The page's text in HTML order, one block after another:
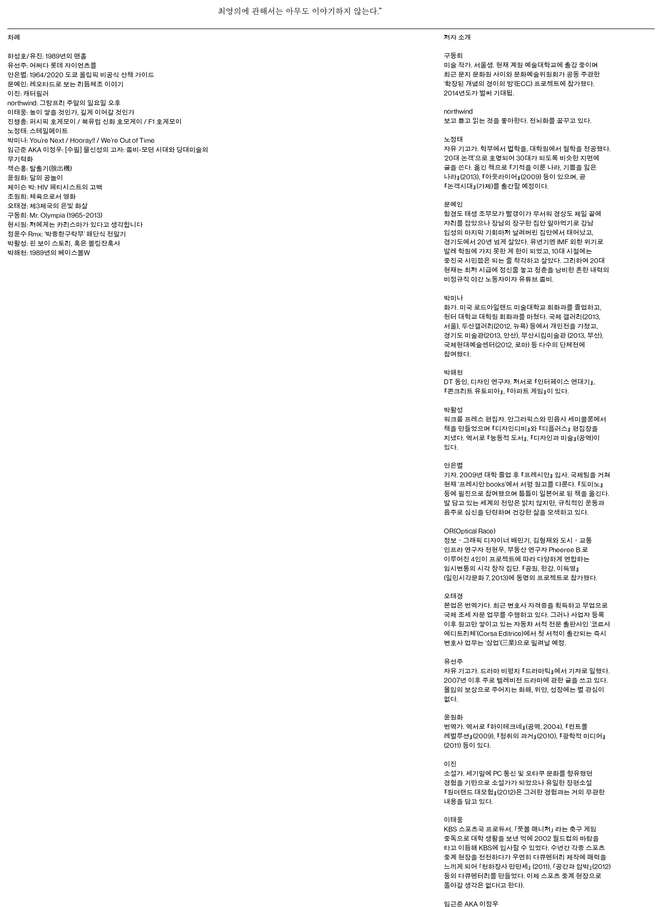
최영의에 관해서는 아무도 이야기하지 않는다.”
차례
하성호/유진: 1989년의 맨홀
유선주: 어쩌다 롯데 자이언츠를
안은별: 1964/2020 도쿄 올림픽 비공식 산책 가이드
문예인: 레오타드로 보는 리듬체조 이야기
이진: 캐터필러
northwind: 그랑프리 주말의 일요일 오후
이태웅: 높이 쌓을 것인가, 길게 이어갈 것인가
진챙총: 퍼시픽 호게모이 / 북유럽 신화 호모게이 / F1 호게모이
노정태: 스테일메이트
박미나: You’re Next / Hooray!! / We’re Out of Time
임근준 AKA 이정우: [수필] 물신성의 고자: 좀비-모던 시대와 당대미술의
무기력화
잭슨홍: 탈출기(脫出機)
윤원화: 달의 공놀이
제이슨 박: HIV 페티시스트의 고백
조원희: 체육으로서 영화
오태경: 제3제국의 은빛 화살
구동희: Mr. Olympia (1965~2013)
현시원: 저에게는 카리스마가 있다고 생각합니다
정윤수 Rmx: ‘박종환구락부’ 해단식 전말기
박활성: 핀 보이 스토리, 혹은 볼링잔혹사
박해천: 1989년의 베이스볼W
저자 소개
구동희
미술 작가. 서울생. 현재 계원 예술대학교에 출강 중이며
최근 문지 문화원 사이와 문화예술위원회가 공동 주관한
‘확장된 개념의 경이의 방’(ECC) 프로젝트에 참가했다.
2014년도가 벌써 기대됨.
northwind
보고 듣고 읽는 것을 좋아한다. 전뇌화를 꿈꾸고 있다.
노정태
자유 기고가. 학부에서 법학을, 대학원에서 철학을 전공했다.
‘20대 논객’으로 호명되어 30대가 되도록 비슷한 지면에
글을 쓴다. 옮긴 책으로 『기적을 이룬 나라, 기쁨을 잃은
나라』(2013), 『아웃라이어』(2009) 등이 있으며, 곧
『논객시대』(가제)를 출간할 예정이다.
문예인
함경도 태생 조부모가 빨갱이가 무서워 경상도 제일 끝에
자리를 잡았으나 장남의 장구한 집안 말아먹기로 강남
입성의 마지막 기회마저 날려버린 집안에서 태어났고,
경기도에서 20년 넘게 살았다. 유년기엔 IMF 외환 위기로
발레 학원에 가지 못한 게 한이 되었고, 10대 시절에는
중진국 시민쯤은 되는 줄 착각하고 살았다. 그리하여 20대
현재는 최저 시급에 정신줄 놓고 청춘을 낭비한 흔한 내력의
비정규직 야간 노동자이자 유튜브 좀비.
박미나
화가. 미국 로드아일랜드 미술대학교 회화과를 졸업하고,
헌터 대학교 대학원 회화과를 마쳤다. 국제 갤러리(2013,
서울), 두산갤러리(2012, 뉴욕) 등에서 개인전을 가졌고,
경기도 미술관(2013, 안산), 부산시립미술관 (2013, 부산),
국제현대예술센터(2012, 로마) 등 다수의 단체전에
참여했다.
박해천
DT 동인, 디자인 연구자. 저서로 『인터페이스 연대기』,
『콘크리트 유토피아』, 『아파트 게임』이 있다.
박활성
워크룸 프레스 편집자. 안그라픽스와 민음사 세미콜론에서
책을 만들었으며 『디자인디비』와 『디플러스』 편집장을
지냈다. 역서로 『능동적 도서』, 『디자인과 미술』(공역)이
있다.
안은별
기자. 2009년 대학 졸업 후 『프레시안』 입사. 국제팀을 거쳐
현재 ‘프레시안 books’에서 서평 원고를 다룬다. 『도미노』
등에 필진으로 참여했으며 틈틈이 일본어로 된 책을 옮긴다.
발 담고 있는 세계의 전망은 밝지 않지만, 규칙적인 운동과
음주로 심신을 단련하며 건강한 삶을 모색하고 있다.
OR(Optical Race)
정보・그래픽 디자이너 배민기, 김형재와 도시・교통
인프라 연구자 전현우, 부동산 연구자 Pheeree B.로
이루어진 4인이 프로젝트에 따라 다양하게 연합하는
임시변통의 시각 창작 집단. 『공원, 한강, 이득영』
(일민시각문화 7, 2013)에 동명의 프로젝트로 참가했다.
오태경
본업은 번역가다. 최근 변호사 자격증을 획득하고 부업으로
국제 조세 자문 업무를 수행하고 있다. 그러나 사업자 등록
이후 원고만 쌓이고 있는 자동차 서적 전문 출판사인 ‘코르사
에디트리체’(Corsa Editrice)에서 첫 서적이 출간되는 즉시
변호사 업무는 ‘삼업’(三業)으로 밀려날 예정.
유선주
자유 기고가. 드라마 비평지 『드라마틱』에서 기자로 일했다.
2007년 이후 주로 텔레비전 드라마에 관한 글을 쓰고 있다.
몰입의 보상으로 주어지는 화해, 위안, 성장에는 별 관심이
없다.
윤원화
번역가. 역서로 『하이테크네』(공역, 2004), 『컨트롤
레벌루션』(2009), 『청취의 과거』(2010), 『광학적 미디어』
(2011) 등이 있다.
이진
소설가. 세기말에 PC 통신 및 오타쿠 문화를 향유했던
경험을 기반으로 소설가가 되었으나 유일한 장편소설
『원더랜드 대모험』(2012)은 그러한 경험과는 거의 무관한
내용을 담고 있다.
이태웅
KBS 스포츠국 프로듀서. 「풋볼 매니저」 라는 축구 게임
중독으로 대학 생활을 보낸 덕에 2002 월드컵의 바람을
타고 이듬해 KBS에 입사할 수 있었다. 수년간 각종 스포츠
중계 현장을 전전하다가 우연히 다큐멘터리 제작에 매력을
느끼게 되어 「천하장사 만만세」 (2011), 「공간과 압박」(2012)
등의 다큐멘터리를 만들었다. 이제 스포츠 중계 현장으로
돌아갈 생각은 없다(고 한다).
임근준 AKA 이정우